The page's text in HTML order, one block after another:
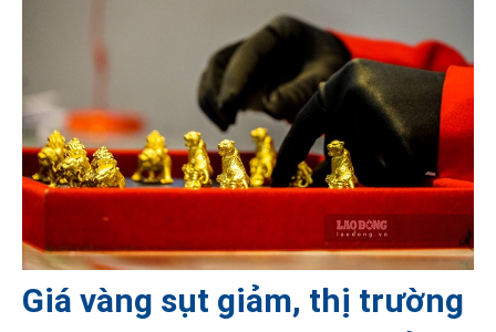
Giá vàng sụt giảm, thị trường